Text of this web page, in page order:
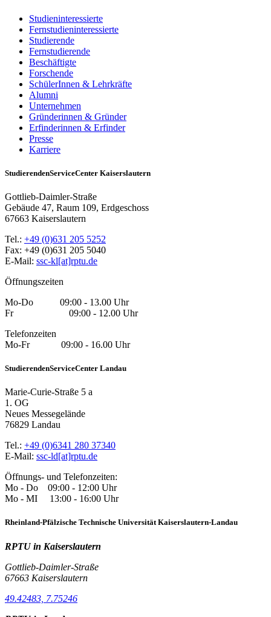
Studieninteressierte
Fernstudieninteressierte
Studierende
Fernstudierende
Beschäftigte
Forschende
SchülerInnen & Lehrkräfte
Alumni
Unternehmen
Gründerinnen & Gründer
Erfinderinnen & Erfinder
Presse
Karriere
StudierendenServiceCenter Kaiserslautern
Gottlieb-Daimler-Straße
Gebäude 47, Raum 109, Erdgeschoss
67663 Kaiserslautern
Tel.: +49 (0)631 205 5252
Fax: +49 (0)631 205 5040
E-Mail: ssc-kl[at]rptu.de
Öffnungszeiten
Mo-Do 09:00 - 13.00 Uhr
Fr 09:00 - 12.00 Uhr
Telefonzeiten
Mo-Fr 09:00 - 16.00 Uhr
StudierendenServiceCenter Landau
Marie-Curie-Straße 5 a
1. OG
Neues Messegelände
76829 Landau
Tel.: +49 (0)6341 280 37340
E-Mail: ssc-ld[at]rptu.de
Öffnungs- und Telefonzeiten:
Mo - Do 09:00 - 12:00 Uhr
Mo - MI 13:00 - 16:00 Uhr
Rheinland-Pfälzische Technische Universität Kaiserslautern-Landau
RPTU in Kaiserslautern
Gottlieb-Daimler-Straße
67663 Kaiserslautern
49.42483, 7.75246